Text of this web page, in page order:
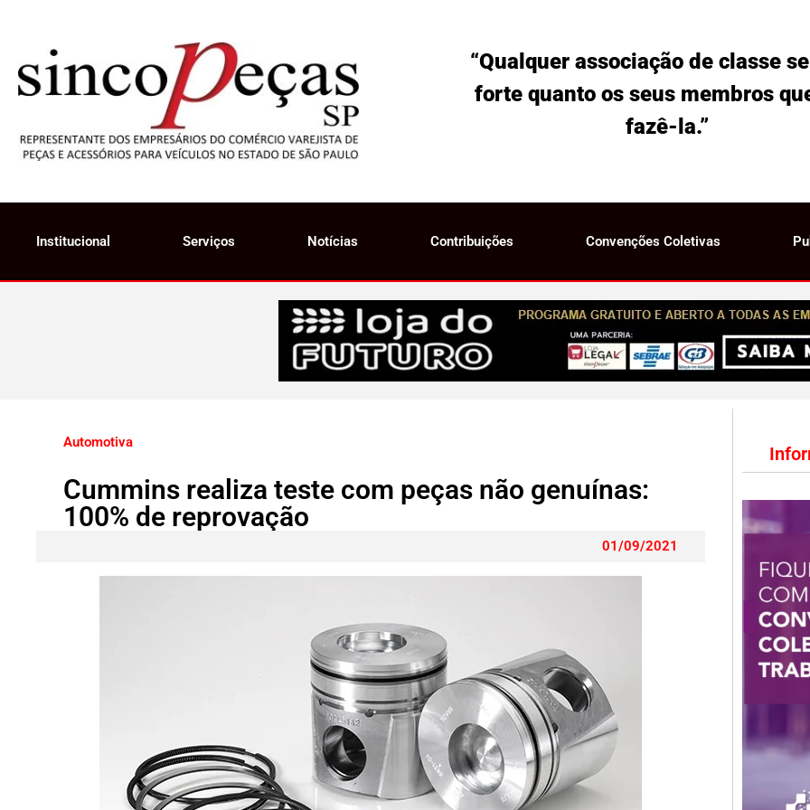
“Qualquer associação de classe
forte quanto os seus membros
fazê-la.”
Institucional Serviços Notícias Contribuições Convenções Coletivas
Automotiva
Cummins realiza teste com peças não genuínas:
100% de reprovação
01/09/2021